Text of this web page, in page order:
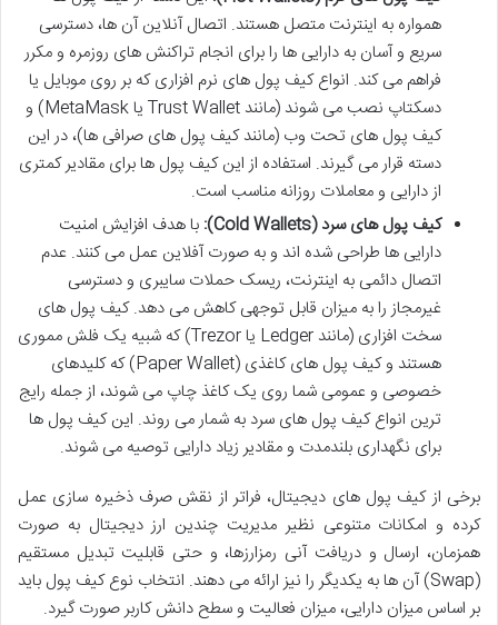
همواره به اینترنت متصل هستند. اتصال آنلاین آن ها، دسترسی
سریع و آسان به دارایی ها را برای انجام تراکنش های روزمره و مکرر
فراهم می کند. انواع کیف پول های نرم افزاری که بر روی موبایل یا
دسکتاپ نصب می شوند (مانند Trust Wallet یا MetaMask) و
کیف پول های تحت وب (مانند کیف پول های صرافی ها)، در این
دسته قرار می گیرند. استفاده از این کیف پول ها برای مقادیر کمتری
از دارایی و معاملات روزانه مناسب است.
کیف پول های سرد (Cold Wallets):
با هدف افزایش امنیت
دارایی ها طراحی شده اند و به صورت آفلاین عمل می کنند. عدم
اتصال دائمی به اینترنت، ریسک حملات سایبری و دسترسی
غیرمجاز را به میزان قابل توجهی کاهش می دهد. کیف پول های
سخت افزاری (مانند Ledger یا Trezor) که شبیه یک فلش مموری
هستند و کیف پول های کاغذی (Paper Wallet) که کلیدهای
خصوصی و عمومی شما روی یک کاغذ چاپ می شوند، از جمله رایج
ترین انواع کیف پول های سرد به شمار می روند. این کیف پول ها
برای نگهداری بلندمدت و مقادیر زیاد دارایی توصیه می شوند.
برخی از کیف پول های دیجیتال، فراتر از نقش صرف ذخیره سازی عمل
کرده و امکانات متنوعی نظیر مدیریت چندین ارز دیجیتال به صورت
همزمان، ارسال و دریافت آنی رمزارزها، و حتی قابلیت تبدیل مستقیم
(Swap) آن ها به یکدیگر را نیز ارائه می دهند. انتخاب نوع کیف پول باید
بر اساس میزان دارایی، میزان فعالیت و سطح دانش کاربر صورت گیرد.